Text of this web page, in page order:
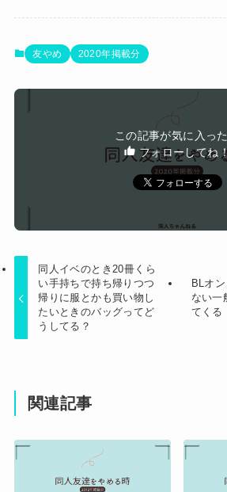
【悲報】Z世代「求刑7年のジャ
いいね
【速報】ワンピースの「世界に5
【画像】井口裕香(36)、タンク
そうなくらいデカイｗｗｗｗｗｗ
ぐらんぶる原作最新話、ヤバすぎ
Powered by livedoor 相互RSS
友やめ 2020年掲載分
この記事が気に入っ
フォローしてね
同人イベのとき20冊くら
い手持ちで持ち帰りつつ
帰りに服とかも買い物し
たいときのバッグってど
うしてる？
BLオ
ない一
てくる
関連記事